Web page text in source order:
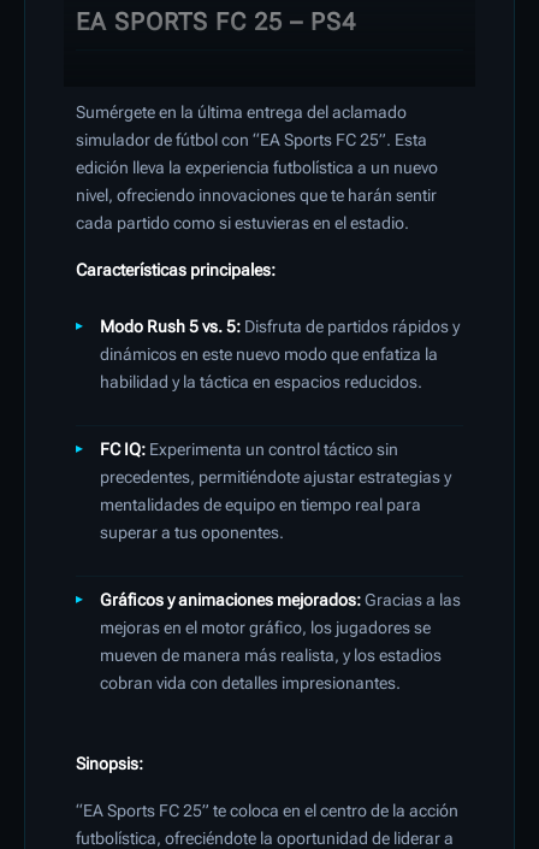
EA SPORTS FC 25 – PS4
Sumérgete en la última entrega del aclamado
simulador de fútbol con “EA Sports FC 25”. Esta
edición lleva la experiencia futbolística a un nuevo
nivel, ofreciendo innovaciones que te harán sentir
cada partido como si estuvieras en el estadio.
Características principales:
Modo Rush 5 vs. 5: Disfruta de partidos rápidos y
dinámicos en este nuevo modo que enfatiza la
habilidad y la táctica en espacios reducidos.
FC IQ: Experimenta un control táctico sin
precedentes, permitiéndote ajustar estrategias y
mentalidades de equipo en tiempo real para
superar a tus oponentes.
Gráficos y animaciones mejorados:Gracias a las
mejoras en el motor gráfico, los jugadores se
mueven de manera más realista, y los estadios
cobran vida con detalles impresionantes.
Sinopsis:
“EA Sports FC 25” te coloca en el centro de la acción
futbolística, ofreciéndote la oportunidad de liderar a